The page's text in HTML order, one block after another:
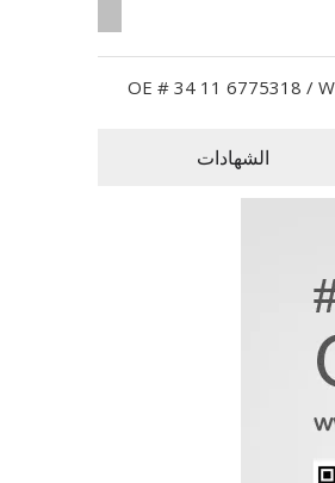
OE # 34 11 6775318 /
الشهادات